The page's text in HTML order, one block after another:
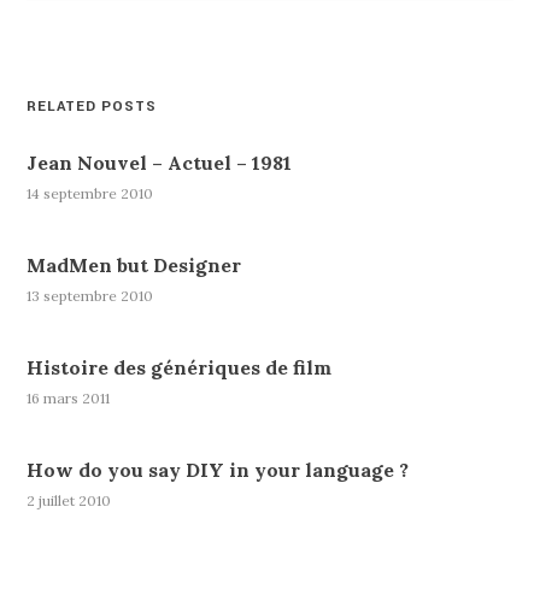
RELATED POSTS
Jean Nouvel – Actuel – 1981
14 septembre 2010
MadMen but Designer
13 septembre 2010
Histoire des génériques de film
16 mars 2011
How do you say DIY in your language ?
2 juillet 2010